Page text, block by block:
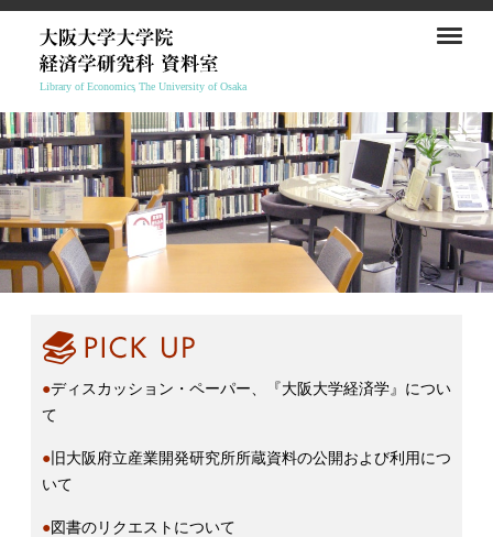
●ディスカッション・ペーパー、『大阪大学経済学』につい
て
● 旧大阪府立産業開発研究所所蔵資料の公開および利用につ
いて
●図書のリクエストについて